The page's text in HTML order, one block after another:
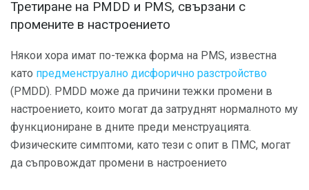
Третиране на PMDD и PMS, свързани с
промените в настроението
Някои хора имат по-тежка форма на PMS, известна
като предменструално дисфорично разстройство
(PMDD). PMDD може да причини тежки промени в
настроението, които могат да затруднят нормалното му
функциониране в дните преди менструацията.
Физическите симптоми, като тези с опит в ПМС, могат
да съпровождат промени в настроението